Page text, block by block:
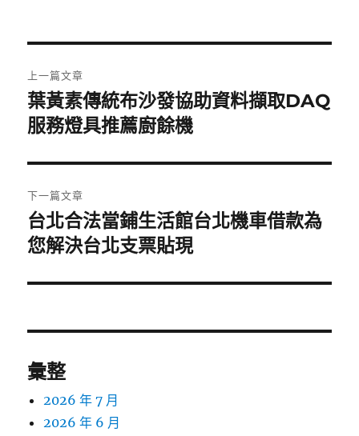
章
導
覽
上一篇文章
上
一
文
章:
葉黃素傳統布沙發協助資料擷取DAQ
服務燈具推薦廚餘機
下一篇文章
下
一
文
台北合法當鋪生活館台北機車借款為
您解決台北支票貼現
彙整
2026 年 7 月
2026 年 6 月